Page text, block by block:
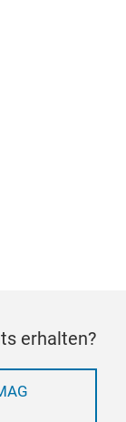
erhalten?